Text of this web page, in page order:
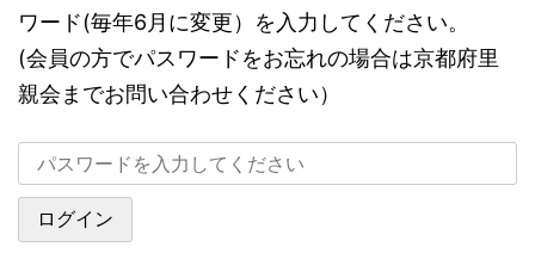
ワード(毎年6月に変更）を入力してください。
(会員の方でパスワードをお忘れの場合は京都府里
親会までお問い合わせください）